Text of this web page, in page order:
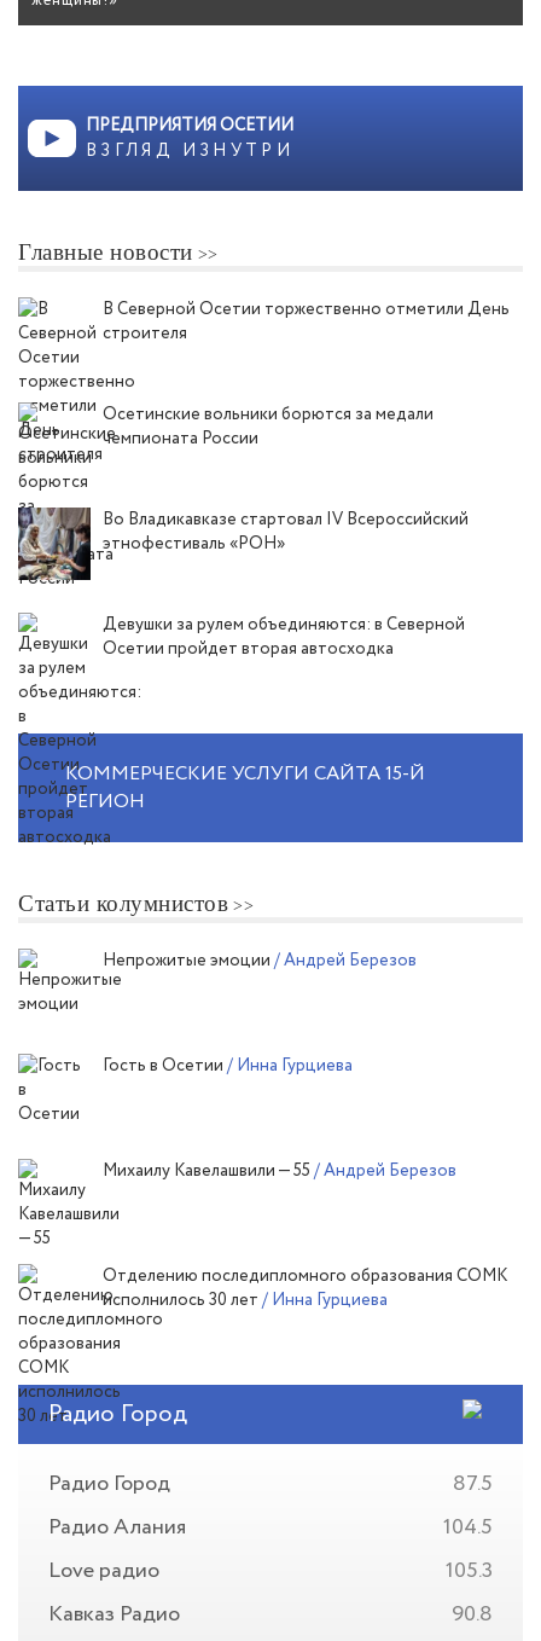
ПРЕДПРИЯТИЯ ОСЕТИИ
ВЗГЛЯД ИЗНУТРИ
Главные новости
В Северной Осетии торжественно отметили День
строителя
Осетинские вольники борются за медали
чемпионата России
Во Владикавказе стартовал IV Всероссийский
этнофестиваль «РОН»
Девушки за рулем объединяются: в Северной
Осетии пройдет вторая автосходка
КОММЕРЧЕСКИЕ УСЛУГИ САЙТА 15-Й
РЕГИОН
Статьи колумнистов
Непрожитые эмоции / Андрей Березов
Гость в Осетии / Инна Гурциева
Михаилу Кавелашвили — 55 / Андрей Березов
Отделению последипломного образования СОМК
исполнилось 30 лет / Инна Гурциева
Радио Город
Радио Город
87.5
Радио Алания
104.5
Love радио
105.3
Кавказ Радио
90.8